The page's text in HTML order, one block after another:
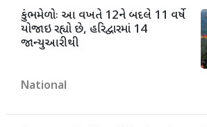
કુંભમેળોઃ આ વખતે 12ને બદલે 11 વર્ષે
યોજાઇ રહ્યો છે, હરિદ્વારમાં 14
જાન્યુઆરીથી
National